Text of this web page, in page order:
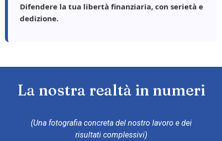
Difendere la tua libertà finanziaria, con serietà e
dedizione.
La nostra realtà in numeri
(Una fotografia concreta del nostro lavoro e dei
risultati complessivi)